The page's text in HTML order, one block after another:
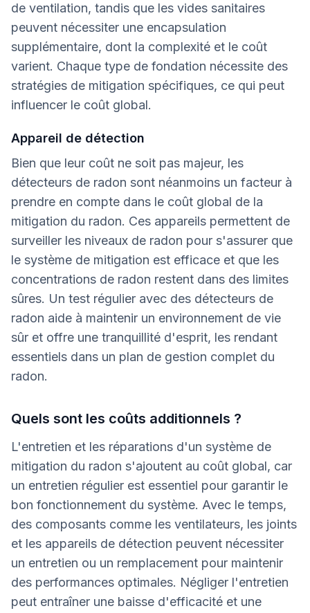
de ventilation, tandis que les vides sanitaires
peuvent nécessiter une encapsulation
supplémentaire, dont la complexité et le coût
varient. Chaque type de fondation nécessite des
stratégies de mitigation spécifiques, ce qui peut
influencer le coût global.
Appareil de détection
Bien que leur coût ne soit pas majeur, les
détecteurs de radon sont néanmoins un facteur à
prendre en compte dans le coût global de la
mitigation du radon. Ces appareils permettent de
surveiller les niveaux de radon pour s'assurer que
le système de mitigation est efficace et que les
concentrations de radon restent dans des limites
sûres. Un test régulier avec des détecteurs de
radon aide à maintenir un environnement de vie
sûr et offre une tranquillité d'esprit, les rendant
essentiels dans un plan de gestion complet du
radon.
Quels sont les coûts additionnels ?
L'entretien et les réparations d'un système de
mitigation du radon s'ajoutent au coût global, car
un entretien régulier est essentiel pour garantir le
bon fonctionnement du système. Avec le temps,
des composants comme les ventilateurs, les joints
et les appareils de détection peuvent nécessiter
un entretien ou un remplacement pour maintenir
des performances optimales. Négliger l'entretien
peut entraîner une baisse d'efficacité et une